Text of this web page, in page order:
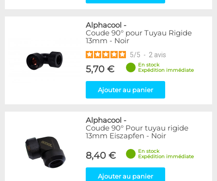
Alphacool -
Coude 90° pour Tuyau Rigide
13mm - Noir
5/5 - 2 avis
5,70 €
En stock
Expédition immédiate
Ajouter au panier
Alphacool -
Coude 90° Pour tuyau rigide
13mm Eiszapfen - Noir
8,40 €
En stock
Expédition immédiate
Ajouter au panier